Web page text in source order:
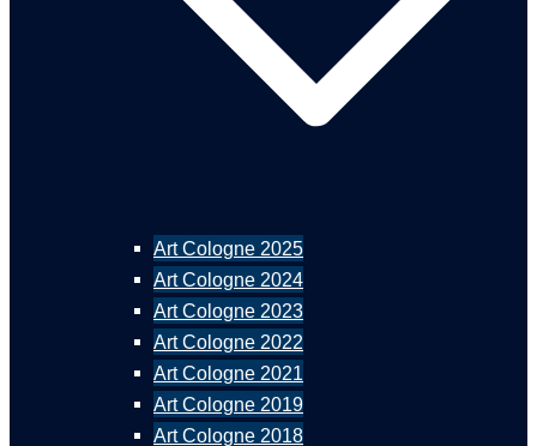
Art Cologne 2025
Art Cologne 2024
Art Cologne 2023
Art Cologne 2022
Art Cologne 2021
Art Cologne 2019
Art Cologne 2018